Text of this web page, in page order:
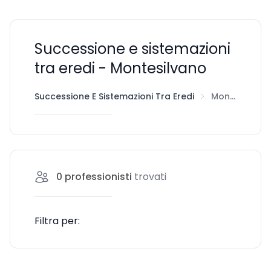
Successione e sistemazioni
tra eredi - Montesilvano
Successione E Sistemazioni Tra Eredi Montesilvano
0 professionisti trovati
Filtra per: